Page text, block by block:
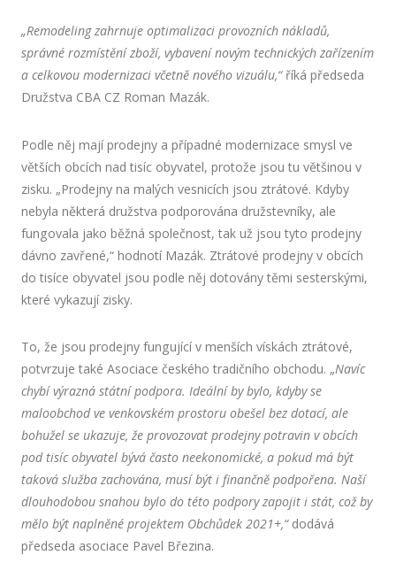
„Remodeling zahrnuje optimalizaci provozních nákladů,
správné rozmístění zboží, vybavení novým technických zařízením
a celkovou modernizaci včetně nového vizuálu,“říká předseda
Družstva CBA CZ Roman Mazák.
Podle něj mají prodejny a případné modernizace smysl ve
větších obcích nad tisíc obyvatel, protože jsou tu většinou v
zisku. „Prodejny na malých vesnicích jsou ztrátové. Kdyby
nebyla některá družstva podporována družstevníky, ale
fungovala jako běžná společnost, tak už jsou tyto prodejny
dávno zavřené,“ hodnotí Mazák. Ztrátové prodejny v obcích
do tisíce obyvatel jsou podle něj dotovány těmi sesterskými,
které vykazují zisky.
To, že jsou prodejny fungující v menších vískách ztrátové,
potvrzuje také Asociace českého tradičního obchodu. „Navíc
chybí výrazná státní podpora. Ideální by bylo, kdyby se
maloobchod ve venkovském prostoru obešel bez dotací, ale
bohužel se ukazuje, že provozovat prodejny potravin v obcích
pod tisíc obyvatel bývá často neekonomické, a pokud má být
taková služba zachována, musí být i finančně podpořena. Naší
dlouhodobou snahou bylo do této podpory zapojit i stát, což by
mělo být naplněné projektem Obchůdek 2021+,“dodává
předseda asociace Pavel Březina.